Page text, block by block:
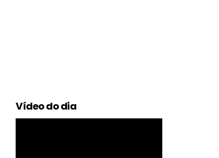
Vídeo do dia